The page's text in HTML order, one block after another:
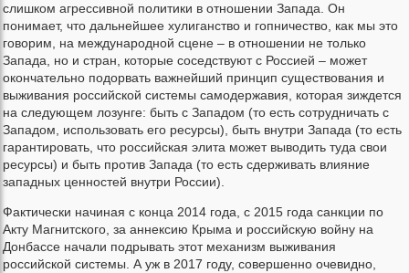
слишком агрессивной политики в отношении Запада. Он
понимает, что дальнейшее хулиганство и гопничество, как мы это
говорим, на международной сцене – в отношении не только
Запада, но и стран, которые соседствуют с Россией – может
окончательно подорвать важнейший принцип существования и
выживания российской системы самодержавия, которая зиждется
на следующем лозунге: быть с Западом (то есть сотрудничать с
Западом, использовать его ресурсы), быть внутри Запада (то есть
гарантировать, что российская элита может выводить туда свои
ресурсы) и быть против Запада (то есть сдерживать влияние
западных ценностей внутри России).
Фактически начиная с конца 2014 года, с 2015 года санкции по
Акту Магнитского, за аннексию Крыма и российскую войну на
Донбассе начали подрывать этот механизм выживания
российской системы. А уж в 2017 году, совершенно очевидно,